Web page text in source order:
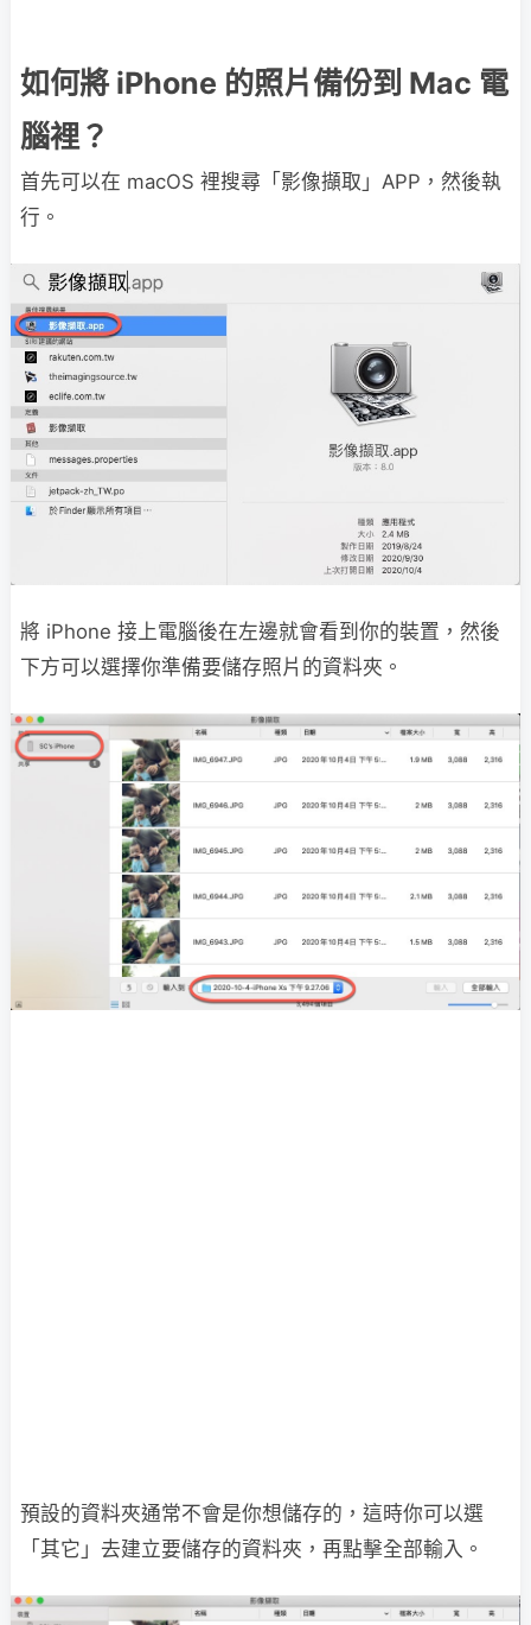
如何將 iPhone 的照片備份到 Mac 電
腦裡？
首先可以在 macOS 裡搜尋「影像擷取」APP，然後執
行。
將 iPhone 接上電腦後在左邊就會看到你的裝置，然後
下方可以選擇你準備要儲存照片的資料夾。
預設的資料夾通常不會是你想儲存的，這時你可以選
「其它」去建立要儲存的資料夾，再點擊全部輸入。